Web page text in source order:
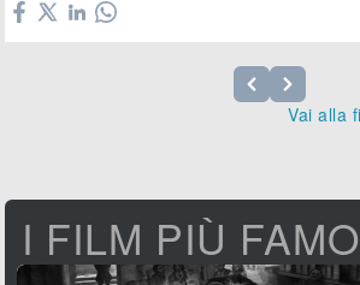
Vai alla
I FILM PIÙ